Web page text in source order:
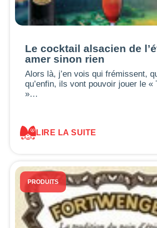
Le cocktail alsacien de
amer sinon rien
Alors là, j’en vois qui frémissent,
qu’enfin, ils vont pouvoir jouer le «
»…
LIRE LA SUITE
PRODUITS